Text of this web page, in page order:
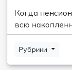
Когда
всю
Рубрики